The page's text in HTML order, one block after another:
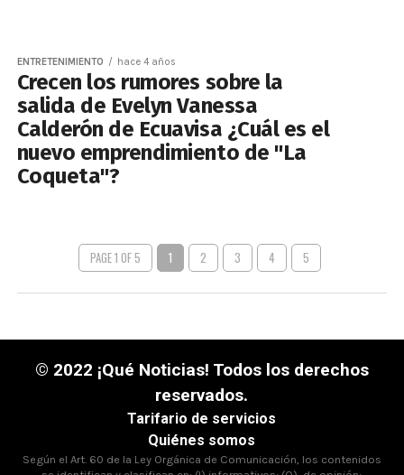
ENTRETENIMIENTO hace 4 años
Crecen los rumores sobre la
salida de Evelyn Vanessa
Calderón de Ecuavisa ¿Cuál es el
nuevo emprendimiento de "La
Coqueta"?
PAGE 1 OF 5 1 2 3 4 5
© 2022 ¡Qué Noticias! Todos los derechos
reservados.
Tarifario de servicios
Quiénes somos
Según el Art. 60 de la Ley Orgánica de Comunicación, los contenidos